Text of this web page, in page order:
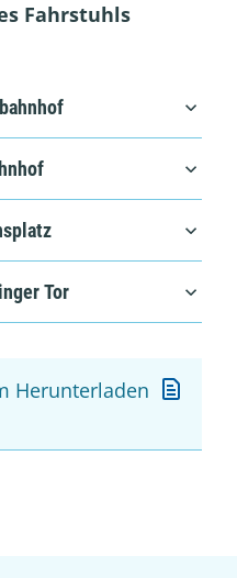
Fahrstuhls
Tor
Herunterladen